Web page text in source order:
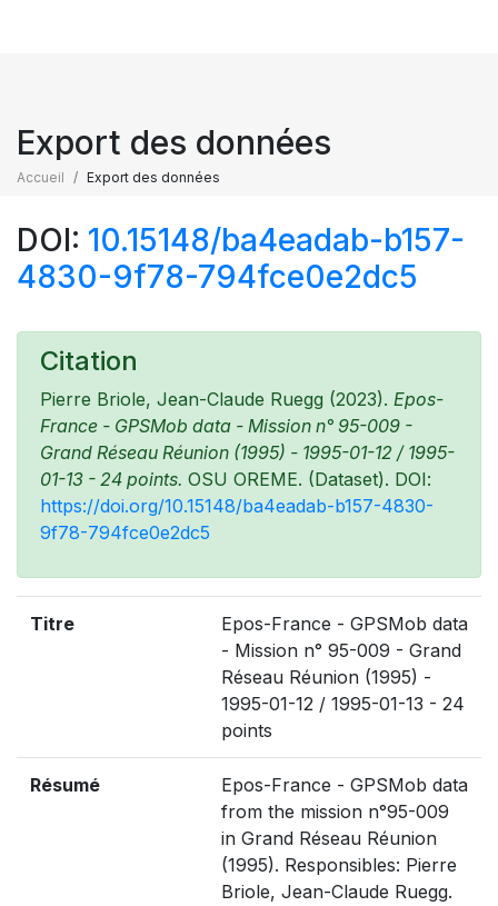
Export des données
Accueil Export des données
DOI: 10.15148/ba4eadab-b157-
4830-9f78-794fce0e2dc5
Citation
Pierre Briole, Jean-Claude Ruegg (2023). Epos-
France - GPSMob data - Mission n° 95-009 -
Grand Réseau Réunion (1995) - 1995-01-12 / 1995-
01-13 - 24 points. OSU OREME. (Dataset). DOI:
https://doi.org/10.15148/ba4eadab-b157-4830-
9f78-794fce0e2dc5
Titre
Epos-France - GPSMob data
- Mission n° 95-009 - Grand
Réseau Réunion (1995) -
1995-01-12 / 1995-01-13 - 24
points
Résumé
Epos-France - GPSMob data
from the mission n°95-009
in Grand Réseau Réunion
(1995). Responsibles: Pierre
Briole, Jean-Claude Ruegg.